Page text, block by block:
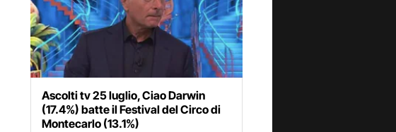
Ascolti tv 25 luglio, Ciao Darwin
(17.4%) batte il Festival del Circo di
Montecarlo (13.1%)